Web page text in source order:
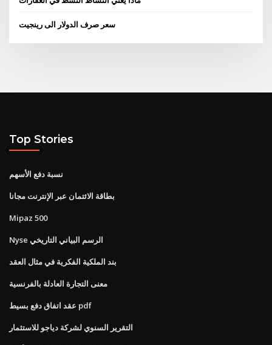
سعر صرف الدولار الى رينجيت
Top Stories
نسبة دفع الأسهم
بطاقة الائتمان عبر الإنترنت مجانا
Mipaz 500
Nyse الرسم البياني التاريخي
بند الملكية الفكرية في مثال العقد
معنى التجارة العادلة بالفرنسية
عقد اتفاق دفع بسيط pdf
التقرير السنوي لشركة دياجو للاستثمار